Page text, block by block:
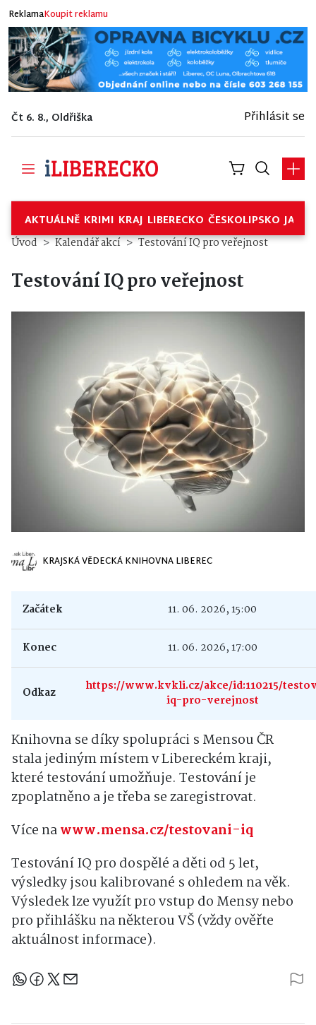
ReklamaKoupit reklamu
Čt 6. 8., Oldřiška Přihlásit se
AKTUÁLNĚ KRIMI KRAJ LIBERECKO ČESKOLIPSKO
Úvod Kalendář akcí Testování IQ pro veřejnost
Testování IQ pro veřejnost
KRAJSKÁ VĚDECKÁ KNIHOVNA LIBEREC
Začátek 11. 06. 2026, 15:00
Konec 11. 06. 2026, 17:00
Odkaz
https://www.kvkli.cz/akce/id:110215/
iq-pro-verejnost
Knihovna se díky spolupráci s Mensou ČR
stala jediným místem v Libereckém kraji,
které testování umožňuje. Testování je
zpoplatněno a je třeba se zaregistrovat.
Více nawww.mensa.cz/testovani-iq
Testování IQ pro dospělé a děti od 5 let,
výsledky jsou kalibrované s ohledem na věk.
Výsledek lze využít pro vstup do Mensy nebo
pro přihlášku na některou VŠ (vždy ověřte
aktuálnost informace).
Sdílejte článek